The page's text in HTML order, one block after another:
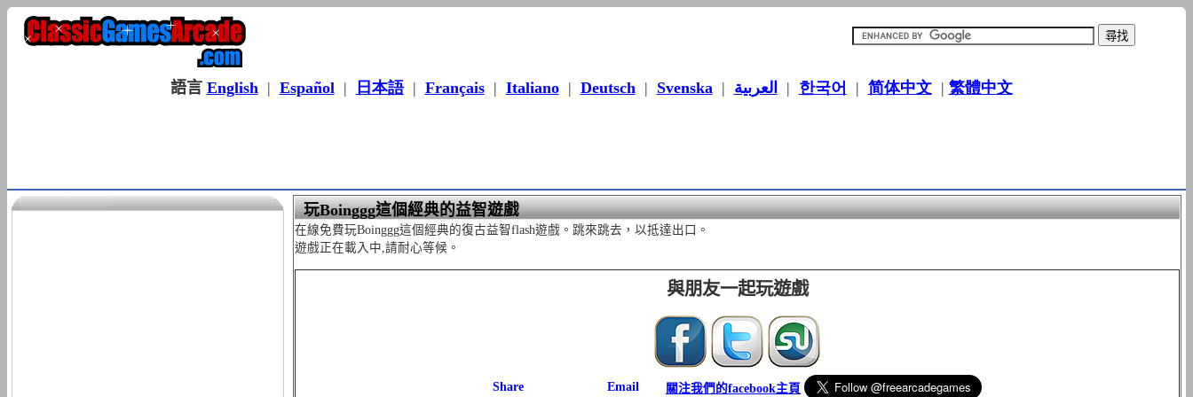
語言 English| Español| 日本語| Français| Italiano| Deutsch| Svenska| العربية | 한국어 | 简体中文| 繁體中文
玩Boinggg這個經典的益智遊戲
在線免費玩Boinggg這個經典的復古益智flash遊戲。跳來跳去，以抵達出口。
遊戲正在載入中,請耐心等候。
與朋友一起玩遊戲
關注我們的facebook主頁